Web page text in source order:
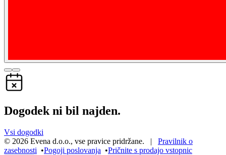
Dogodek ni bil najden.
Vsi dogodki
© 2026 Evena d.o.o., vse pravice pridržane. | Pravilnik o
zasebnosti •Pogoji poslovanja •Pričnite s prodajo vstopnic